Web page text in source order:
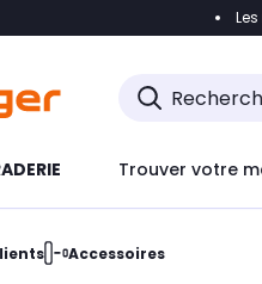
Accéder
Trouver votre
Accessoires